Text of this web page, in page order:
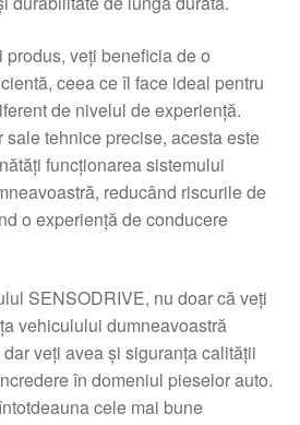
veți beneficia de o
ceea ce îl face ideal pentru
de nivelul de experiență.
tehnice precise, acesta este
funcționarea sistemului
reducând riscurile de
o experiență de conducere
SENSODRIVE, nu doar că veți
vehiculului dumneavoastră
veți avea și siguranța calității
în domeniul pieselor auto.
cele mai bune